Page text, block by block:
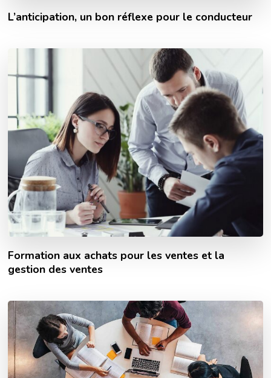
L’anticipation, un bon réflexe pour le conducteur
Formation aux achats pour les ventes et la
gestion des ventes